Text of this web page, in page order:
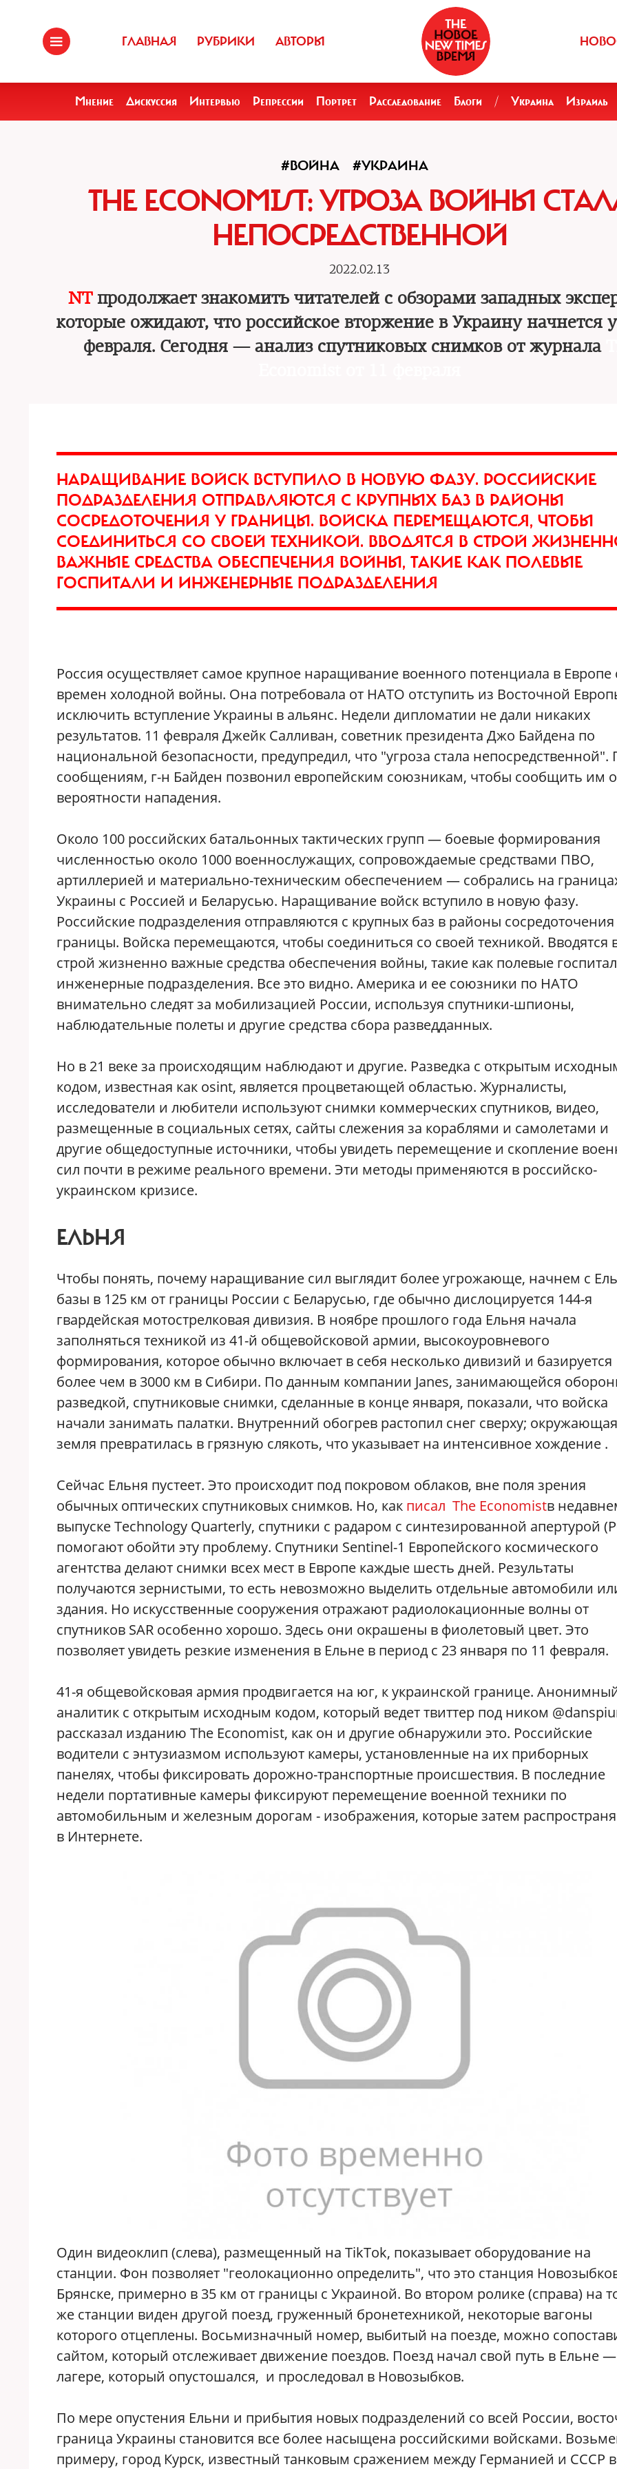
ГЛАВНАЯ РУБРИКИ АВТОРЫ
Мнение Дискуссия Интервью Репрессии Портрет Расследование Блоги / Украина Израиль
#ВОЙНА #УКРАИНА
THE ECONOMIST: УГРОЗА ВОЙНЫ
НЕПОСРЕДСТВЕННОЙ
2022.02.13
NT продолжает знакомить читателей с обзорами западных
которые ожидают, что российское вторжение в Украину начнется
февраля. Сегодня — анализ спутниковых снимков от журнала
НАРАЩИВАНИЕ ВОЙСК ВСТУПИЛО В НОВУЮ ФАЗУ. РОССИЙСКИЕ
ПОДРАЗДЕЛЕНИЯ ОТПРАВЛЯЮТСЯ С КРУПНЫХ БАЗ В РАЙОНЫ
СОСРЕДОТОЧЕНИЯ У ГРАНИЦЫ. ВОЙСКА ПЕРЕМЕЩАЮТСЯ, ЧТОБЫ
СОЕДИНИТЬСЯ СО СВОЕЙ ТЕХНИКОЙ. ВВОДЯТСЯ В СТРОЙ
ВАЖНЫЕ СРЕДСТВА ОБЕСПЕЧЕНИЯ ВОЙНЫ, ТАКИЕ КАК ПОЛЕВЫЕ
ГОСПИТАЛИ И ИНЖЕНЕРНЫЕ ПОДРАЗДЕЛЕНИЯ
Россия осуществляет самое крупное наращивание военного потенциала в Европе
времен холодной войны. Она потребовала от НАТО отступить из Восточной
исключить вступление Украины в альянс. Недели дипломатии не дали никаких
результатов. 11 февраля Джейк Салливан, советник президента Джо Байдена по
национальной безопасности, предупредил, что "угроза стала непосредственной".
сообщениям, г-н Байден позвонил европейским союзникам, чтобы сообщить им о
вероятности нападения.
Около 100 российских батальонных тактических групп — боевые формирования
численностью около 1000 военнослужащих, сопровождаемые средствами ПВО,
артиллерией и материально-техническим обеспечением — собрались на
Украины с Россией и Беларусью. Наращивание войск вступило в новую фазу.
Российские подразделения отправляются с крупных баз в районы сосредоточения
границы. Войска перемещаются, чтобы соединиться со своей техникой. Вводятся
строй жизненно важные средства обеспечения войны, такие как полевые
инженерные подразделения. Все это видно. Америка и ее союзники по НАТО
внимательно следят за мобилизацией России, используя спутники-шпионы,
наблюдательные полеты и другие средства сбора разведданных.
Но в 21 веке за происходящим наблюдают и другие. Разведка с открытым
кодом, известная как osint, является процветающей областью. Журналисты,
исследователи и любители используют снимки коммерческих спутников, видео,
размещенные в социальных сетях, сайты слежения за кораблями и самолетами и
другие общедоступные источники, чтобы увидеть перемещение и скопление
сил почти в режиме реального времени. Эти методы применяются в российско-
украинском кризисе.
ЕЛЬНЯ
Чтобы понять, почему наращивание сил выглядит более угрожающе, начнем с
базы в 125 км от границы России с Беларусью, где обычно дислоцируется 144-я
гвардейская мотострелковая дивизия. В ноябре прошлого года Ельня начала
заполняться техникой из 41-й общевойсковой армии, высокоуровневого
формирования, которое обычно включает в себя несколько дивизий и базируется
более чем в 3000 км в Сибири. По данным компании Janes, занимающейся
разведкой, спутниковые снимки, сделанные в конце января, показали, что войска
начали занимать палатки. Внутренний обогрев растопил снег сверху; окружающая
земля превратилась в грязную слякоть, что указывает на интенсивное хождение .
Сейчас Ельня пустеет. Это происходит под покровом облаков, вне поля зрения
обычных оптических спутниковых снимков. Но, как писал The Economistв
выпуске Technology Quarterly, спутники с радаром с синтезированной апертурой
помогают обойти эту проблему. Спутники Sentinel-1 Европейского космического
агентства делают снимки всех мест в Европе каждые шесть дней. Результаты
получаются зернистыми, то есть невозможно выделить отдельные автомобили
здания. Но искусственные сооружения отражают радиолокационные волны от
спутников SAR особенно хорошо. Здесь они окрашены в фиолетовый цвет. Это
позволяет увидеть резкие изменения в Ельне в период с 23 января по 11 февраля.
41-я общевойсковая армия продвигается на юг, к украинской границе.
аналитик с открытым исходным кодом, который ведет твиттер под ником
рассказал изданию The Economist, как он и другие обнаружили это. Российские
водители с энтузиазмом используют камеры, установленные на их приборных
панелях, чтобы фиксировать дорожно-транспортные происшествия. В последние
недели портативные камеры фиксируют перемещение военной техники по
автомобильным и железным дорогам - изображения, которые затем
в Интернете.
Один видеоклип (слева), размещенный на TikTok, показывает оборудование на
станции. Фон позволяет "геолокационно определить", что это станция
Брянске, примерно в 35 км от границы с Украиной. Во втором ролике (справа) на
же станции виден другой поезд, груженный бронетехникой, некоторые вагоны
которого отцеплены. Восьмизначный номер, выбитый на поезде, можно
сайтом, который отслеживает движение поездов. Поезд начал свой путь в Ельне —
лагере, который опустошался, и проследовал в Новозыбков.
По мере опустения Ельни и прибытия новых подразделений со всей России,
граница Украины становится все более насыщена российскими войсками.
примеру, город Курск, известный танковым сражением между Германией и СССР